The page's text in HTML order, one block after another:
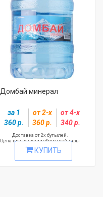
Домбай минерал
за 1
360 р.
от 2-х
360 р.
от 4-х
340 р.
Доставка от 2х бутылей.
Цена при наличии оборотной тары
КУПИТЬ